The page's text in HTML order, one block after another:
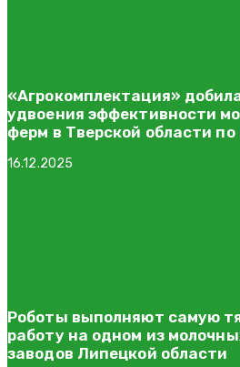
«Агрокомплектация»
удвоения эффективности
ферм в Тверской области по
16.12.2025
Роботы выполняют самую
работу на одном из
заводов Липецкой области